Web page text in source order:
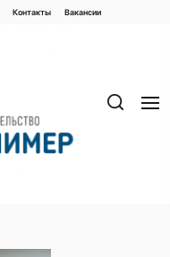
Контaкты Вакaнсии